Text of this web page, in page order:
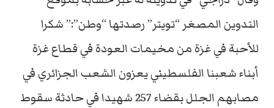
التدوين المصغر “تويتر” رصدتها “وطن”:” شكرا
للأحبة في غزة من مخيمات العودة في قطاع غزة
أبناء شعبنا الفلسطيني يعزون الشعب الجزائري في
مصابهم الجلل بقضاء 257 شهيدا في حادثة سقوط